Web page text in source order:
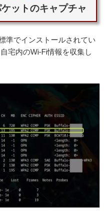
ットのキャプチャ
準でインストールされてい
宅内のWi-Fi情報を収集し